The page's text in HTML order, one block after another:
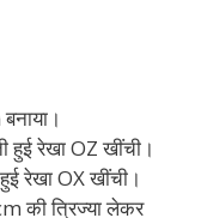
हुई रेखा OZ खींची।
रेखा OX खींची।
की त्रिज्या लेकर